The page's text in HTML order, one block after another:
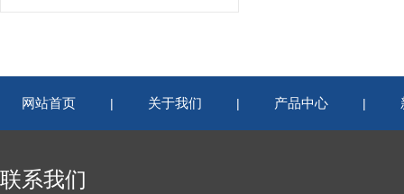
网站首页 | 关于我们 | 产品中心 |
联系我们